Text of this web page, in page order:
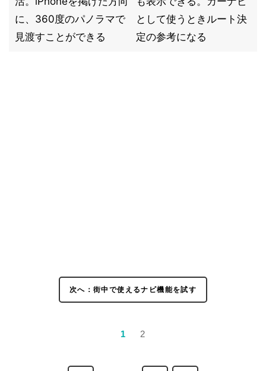
に、360度のパノラマで
見渡すことができる
として使うときルート決
定の参考になる
次へ：街中で使えるナビ機能を試す
1 2